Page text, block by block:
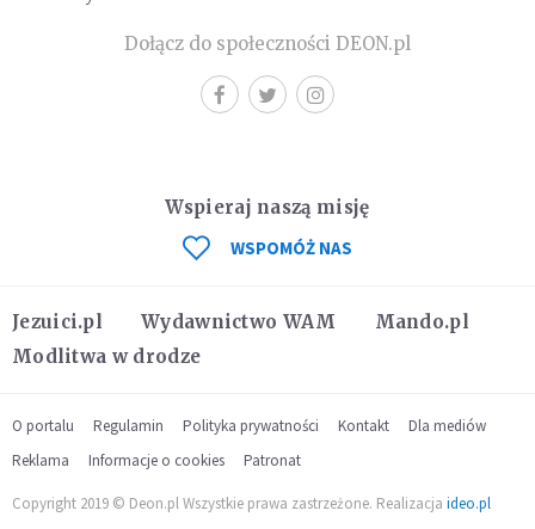
Dołącz do społeczności DEON.pl
Jezuici.pl Wydawnictwo WAM
Mando.pl
Modlitwa w drodze
Wspieraj naszą misję
WSPOMÓŻ NAS
O portalu Regulamin Polityka prywatności Kontakt
Dla mediów
Reklama
Informacje o cookies Patronat
Copyright 2019 © Deon.pl Wszystkie prawa zastrzeżone. Realizacja ideo.pl